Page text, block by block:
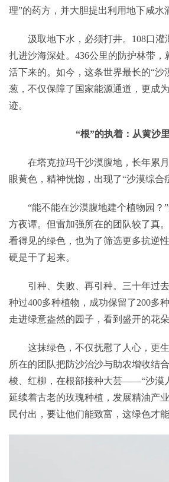
理”的药方，并大胆提出利用地下咸水
汲取地下水，必须打井。108口灌
扎进沙海深处。436公里的防护林带，
活下来的。如今，这条世界最长的“沙
葱，不仅保障了国家能源通道，更成
迹。
“根”的执着：从黄沙
在塔克拉玛干沙漠腹地，长年累月
眼黄色，精神恍惚，出现了“沙漠综合
“能不能在沙漠腹地建个植物园？”
方夜谭。但雷加强所在的团队较了真
看得见的绿色，也为了筛选更多抗逆
硬是干了起来。
引种、失败、再引种。三十年过去
种过400多种植物，成功保留了200多
走进绿意盎然的园子，看到盛开的花
这抹绿色，不仅抚慰了人心，更生
所在的团队把防沙治沙与助农增收结
梭、红柳，在根部接种大芸——“沙漠
延续着古老的玫瑰种植，发展精油产
民付出，要让他们能致富，这绿色才